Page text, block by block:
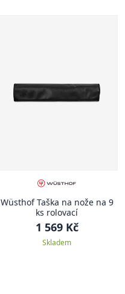
Wüsthof Taška na nože na 9
ks rolovací
1 569 Kč
Skladem